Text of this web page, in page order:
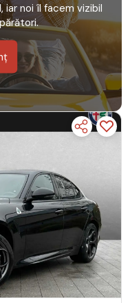
iar noi îl facem vizibil